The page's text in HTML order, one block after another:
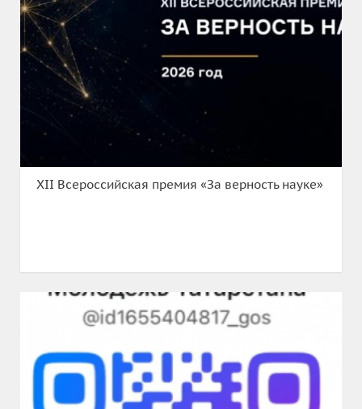
XII Всероссийская премия «За верность науке»